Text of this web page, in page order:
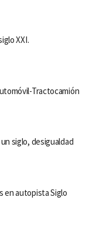
XXI.
Tractocamión
siglo, desigualdad
en autopista Siglo